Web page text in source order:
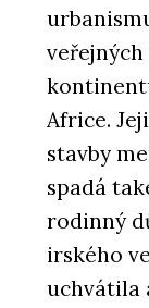
veřejných
Africe.
stavby
spadá
rodinný
irského
uchvátila